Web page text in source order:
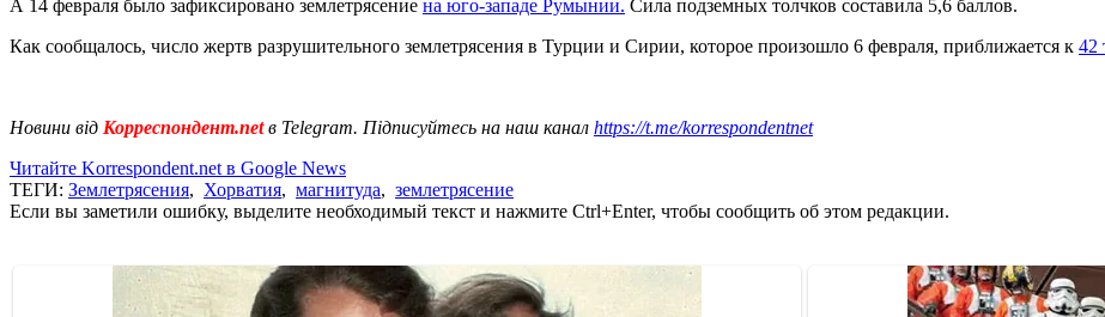
А 14 февраля было зафиксировано землетрясение на юго-западе Румынии. Сила подземных толчков составила 5,6 баллов.
Как сообщалось, число жертв разрушительного землетрясения в Турции и Сирии, которое произошло 6 февраля, приближается к 42
Новини від Корреспондент.netв Telegram. Підписуйтесь на наш канал https://t.me/korrespondentnet
Читайте Korrespondent.net в Google News
ТЕГИ: Землетрясения, Хорватия, магнитуда, землетрясение
Если вы заметили ошибку, выделите необходимый текст и нажмите Ctrl+Enter, чтобы сообщить об этом редакции.